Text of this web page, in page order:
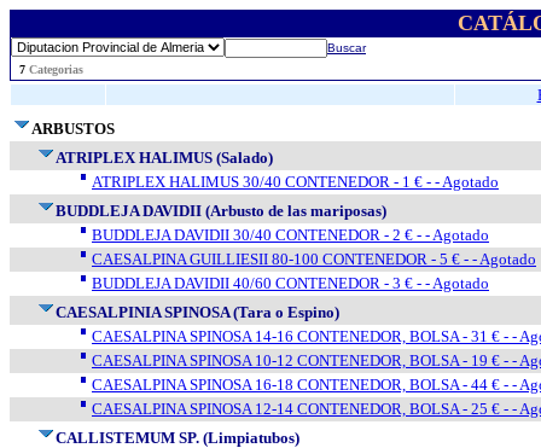
Buscar
7 Categorias
ARBUSTOS
ATRIPLEX HALIMUS (Salado)
ATRIPLEX HALIMUS 30/40 CONTENEDOR - 1 € - - Agotado
BUDDLEJA DAVIDII (Arbusto de las mariposas)
BUDDLEJA DAVIDII 30/40 CONTENEDOR - 2 € - - Agotado
CAESALPINA GUILLIESII 80-100 CONTENEDOR - 5 € - - Agotado
BUDDLEJA DAVIDII 40/60 CONTENEDOR - 3 € - - Agotado
CAESALPINIA SPINOSA (Tara o Espino)
CAESALPINA SPINOSA 14-16 CONTENEDOR, BOLSA - 31 € - -
CAESALPINA SPINOSA 10-12 CONTENEDOR, BOLSA - 19 € - -
CAESALPINA SPINOSA 16-18 CONTENEDOR, BOLSA - 44 € - -
CAESALPINA SPINOSA 12-14 CONTENEDOR, BOLSA - 25 € - -
CALLISTEMUM SP. (Limpiatubos)